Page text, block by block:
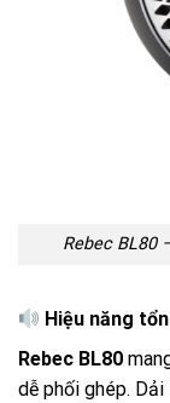
Rebec BL80
Hiệu năng
Rebec BL80
dễ phối ghép.